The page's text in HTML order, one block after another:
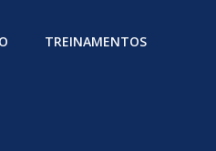
TREINAMENTOS